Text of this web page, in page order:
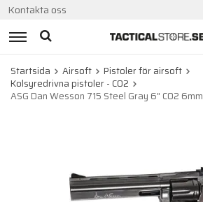
Kontakta oss
Startsida Airsoft
Pistoler för airsoft
Kolsyredrivna pistoler - CO2
ASG Dan Wesson 715 Steel Gray 6" CO2 6mm